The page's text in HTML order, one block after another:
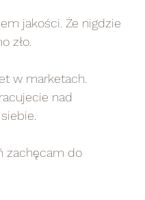
jakości. Że nigdzie
zło.
w marketach.
nad
zachęcam do